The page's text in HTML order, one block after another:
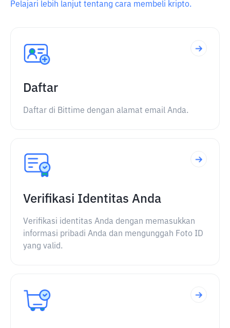
Pelajari lebih lanjut tentang cara membeli kripto.
Daftar
Daftar di Bittime dengan alamat email Anda.
Verifikasi Identitas Anda
Verifikasi identitas Anda dengan memasukkan
informasi pribadi Anda dan mengunggah Foto ID
yang valid.